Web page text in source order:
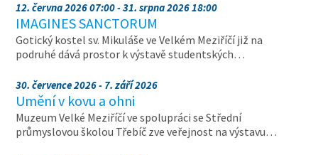
12. června 2026 07:00 - 31. srpna 2026 18:00
IMAGINES SANCTORUM
Gotický kostel sv. Mikuláše ve Velkém Meziříčí již na
podruhé dává prostor k výstavě studentských…
30. července 2026 - 7. září 2026
Umění v kovu a ohni
Muzeum Velké Meziříčí ve spolupráci se Střední
průmyslovou školou Třebíč zve veřejnost na výstavu…